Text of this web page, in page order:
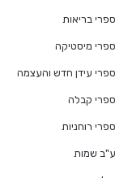
ספרי בריאות
ספרי מיסטיקה
ספרי עידן חדש והעצמה
ספרי קבלה
ספרי רוחניות
ע"ב שמות